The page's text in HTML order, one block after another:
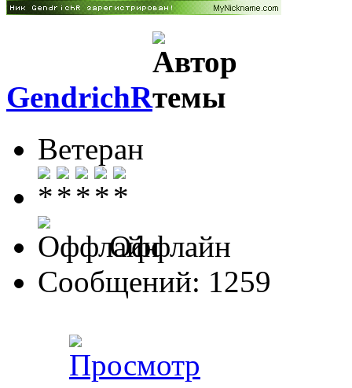
GendrichR
Ветеран
Оффлайн
Сообщений: 1259